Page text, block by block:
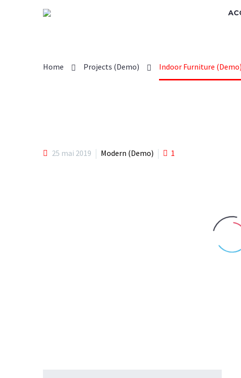
INDOOR
Home Projects (Demo) Indoor Furniture (Demo)
25 mai 2019 Modern (Demo) 1